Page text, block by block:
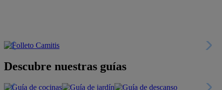
Descubre nuestras guías